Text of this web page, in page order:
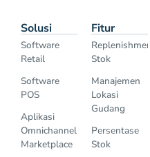
Solusi
Software
Retail
Software
POS
Aplikasi
Omnichannel
Marketplace
Fitur
Replenishment
Stok
Manajemen
Lokasi
Gudang
Persentase
Stok